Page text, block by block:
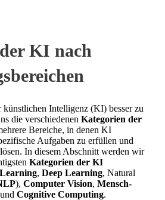
KI nach
Intelligenz (KI) besser zu
die verschiedenen Kategorien der
Bereiche, in denen KI
Aufgaben zu erfüllen und
In diesem Abschnitt werden wir
Kategorien der KI
, Deep Learning, Natural
), Computer Vision, Mensch-
und Cognitive Computing.